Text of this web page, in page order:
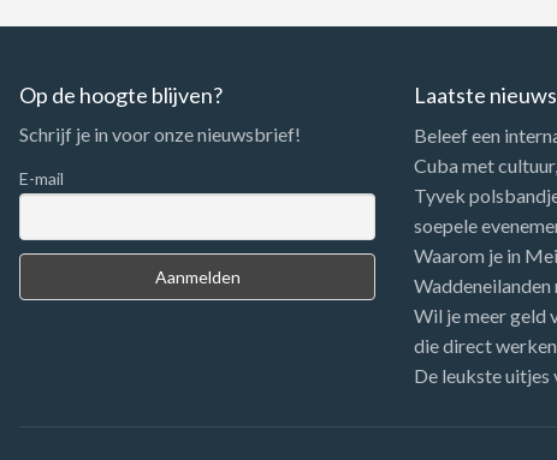
Op de hoogte blijven?
Schrijf je in voor onze nieuwsbrief!
E-mail
Laatste nieuws
Beleef een
Cuba met
Tyvek
soepele
Waarom je in
Waddeneilanden
Wil je meer geld
die direct
De leukste uitjes